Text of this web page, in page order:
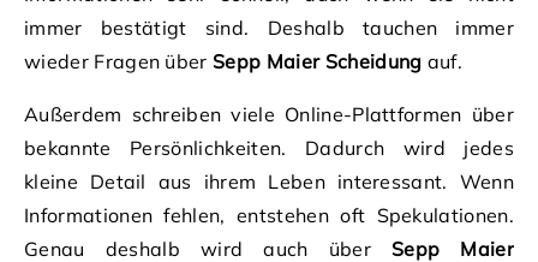
immer bestätigt sind. Deshalb tauchen immer
wieder Fragen überSepp Maier Scheidung auf.
Außerdem schreiben viele Online-Plattformen über
bekannte Persönlichkeiten. Dadurch wird jedes
kleine Detail aus ihrem Leben interessant. Wenn
Informationen fehlen, entstehen oft Spekulationen.
Genau deshalb wird auch überSepp Maier